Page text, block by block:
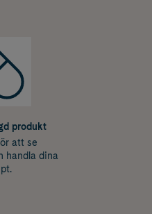
produkt
att se
handla dina